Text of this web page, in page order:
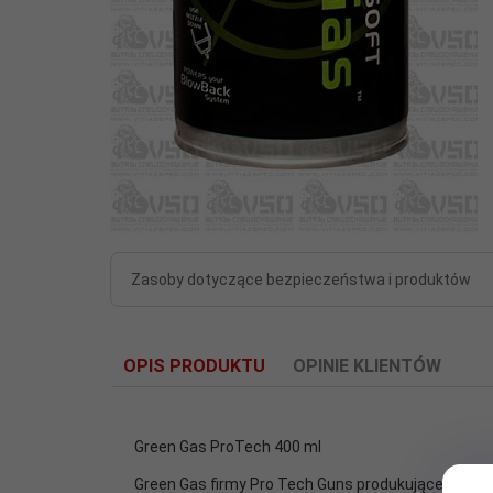
Zasoby dotyczące bezpieczeństwa i produktów
OPIS PRODUKTU OPINIE KLIENTÓW
Green Gas ProTech 400 ml
Green Gas firmy Pro Tech Guns produkującej